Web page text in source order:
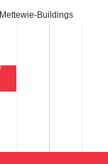
Mettewie-Buildings